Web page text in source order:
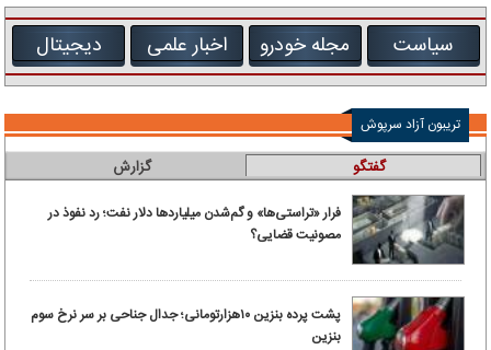
سیاست مجله خودرو اخبار علمی دیجیتال
تریبون آزاد سرپوش
گفتگو گزارش
فرار «تراستی‌ها» و گم‌شدن میلیاردها دلار نفت؛ رد نفوذ در
مصونیت قضایی؟
پشت پرده بنزین ۱۰‌هزارتومانی؛ جدال جناحی بر سر نرخ سوم
بنزین